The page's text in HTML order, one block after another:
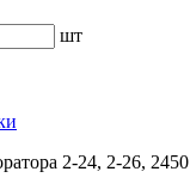
шт
2-24, 2-26, 2450